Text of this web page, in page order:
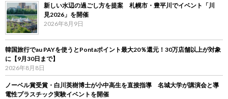
新しい水辺の過ごし方を提案 札幌市・豊平川でイベント「川
見2026」を開催
2026年8月9日
韓国旅行でau PAYを使うとPontaポイント最大20％還元！30万店舗以上が対象
に【9月30日まで】
2026年8月8日
ノーベル賞受賞・白川英樹博士が小中高生を直接指導 名城大学が講演会と導
電性プラスチック実験イベントを開催